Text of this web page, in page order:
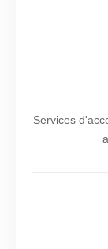
Services